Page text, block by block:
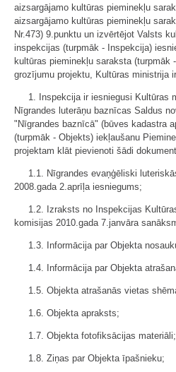
aizsargājamo kultūras pieminekļu
aizsargājamo kultūras pieminekļu
Nr.473) 9.punktu un izvērtējot Valsts
inspekcijas (turpmāk - Inspekcija)
kultūras pieminekļu saraksta (turpmāk
grozījumu projektu, Kultūras ministrija
1. Inspekcija ir iesniegusi Kultūras
Nīgrandes luterāņu baznīcas Saldus
"Nīgrandes baznīcā" (būves kadastra
(turpmāk - Objekts) iekļaušanu
projektam klāt pievienoti šādi
1.1. Nīgrandes evaņģēliski
2008.gada 2.aprīļa iesniegums;
1.2. Izraksts no Inspekcijas
komisijas 2010.gada 7.janvāra
1.3. Informācija par Objekta
1.4. Informācija par Objekta
1.5. Objekta atrašanās vietas
1.6. Objekta apraksts;
1.7. Objekta fotofiksācijas materiāli;
1.8. Ziņas par Objekta īpašnieku;